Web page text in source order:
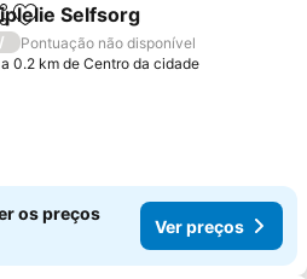
Adicionar aos favoritos
Selfsorg
/
Pontuação não disponível
a 0.2 km de Centro da cidade
os preços
Ver preços